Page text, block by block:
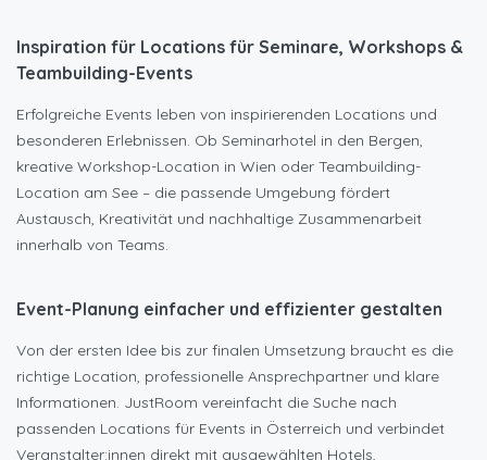
Inspiration für Locations für Seminare, Workshops &
Teambuilding-Events
Erfolgreiche Events leben von inspirierenden Locations und
besonderen Erlebnissen. Ob Seminarhotel in den Bergen,
kreative Workshop-Location in Wien oder Teambuilding-
Location am See – die passende Umgebung fördert
Austausch, Kreativität und nachhaltige Zusammenarbeit
innerhalb von Teams.
Event-Planung einfacher und effizienter gestalten
Von der ersten Idee bis zur finalen Umsetzung braucht es die
richtige Location, professionelle Ansprechpartner und klare
Informationen. JustRoom vereinfacht die Suche nach
passenden Locations für Events in Österreich und verbindet
Veranstalter:innen direkt mit ausgewählten Hotels,